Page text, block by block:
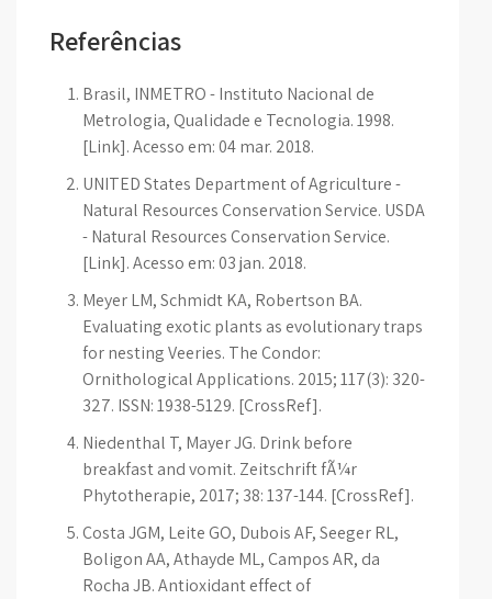
Referências
Brasil, INMETRO - Instituto Nacional de
Metrologia, Qualidade e Tecnologia. 1998.
[Link]. Acesso em: 04 mar. 2018.
UNITED States Department of Agriculture -
Natural Resources Conservation Service. USDA
- Natural Resources Conservation Service.
[Link]. Acesso em: 03 jan. 2018.
Meyer LM, Schmidt KA, Robertson BA.
Evaluating exotic plants as evolutionary traps
for nesting Veeries. The Condor:
Ornithological Applications. 2015; 117(3): 320-
327. ISSN: 1938-5129. [CrossRef].
Niedenthal T, Mayer JG. Drink before
breakfast and vomit. Zeitschrift fÃ¼r
Phytotherapie, 2017; 38: 137-144. [CrossRef].
Costa JGM, Leite GO, Dubois AF, Seeger RL,
Boligon AA, Athayde ML, Campos AR, da
Rocha JB. Antioxidant effect of